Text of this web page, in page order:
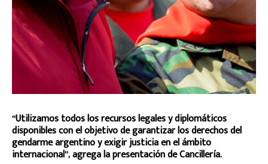
“Utilizamos todos los recursos legales y diplomáticos
disponibles con el objetivo de garantizar los derechos del
gendarme argentino y exigir justicia en el ámbito
internacional”, agrega la presentación de Cancillería.